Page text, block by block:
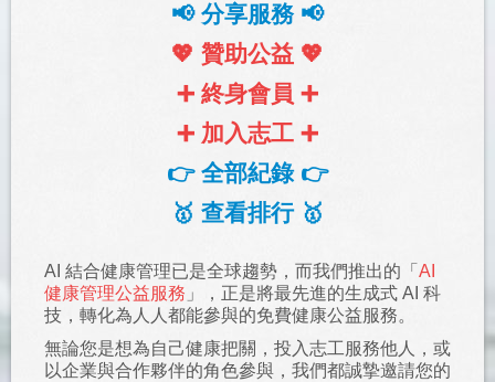
📢 分享服務 📢
💖 贊助公益 💖
➕ 終身會員 ➕
➕ 加入志工 ➕
👉 全部紀錄 👉
🥇 查看排行 🥇
AI 結合健康管理已是全球趨勢，而我們推出的「 AI
健康管理公益服務 」，正是將最先進的生成式 AI 科
技，轉化為人人都能參與的免費健康公益服務。
無論您是想為自己健康把關，投入志工服務他人，或
以企業與合作夥伴的角色參與，我們都誠摯邀請您的